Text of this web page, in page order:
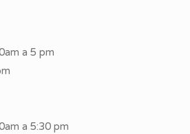
a 5 pm
a 5:30 pm